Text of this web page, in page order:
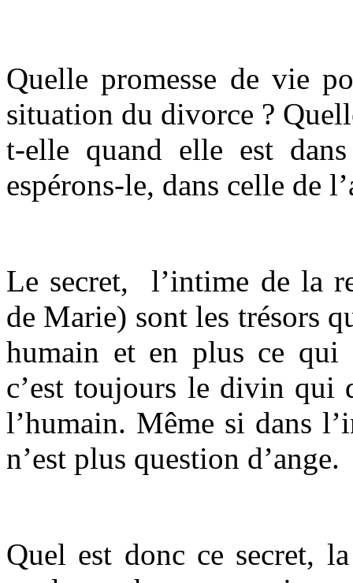
Quelle promesse de vie
situation du divorce ?
t-elle quand elle est
espérons-le, dans celle de
Le secret, l’intime de la
de Marie) sont les trésors
humain et en plus ce qui
c’est toujours le divin qui
l’humain. Même si dans
n’est plus question d’ange.
Quel est donc ce secret,